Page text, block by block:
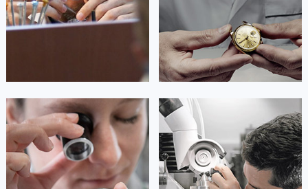
 广州劳力士维修  深圳劳力士维修
安尼塔·阿普里尔
资深劳力士技师
是劳力士售后维修服务中心
(劳力士维修保养中心)
的高级技师之一
Tianjin Rolex Maintain center
贝亚特·布兰奇
资深劳力士技师
是劳力士售后维修服务中心
(劳力士维修保养中心)
的高级技师之一
Nanjing Rolex Maintain center